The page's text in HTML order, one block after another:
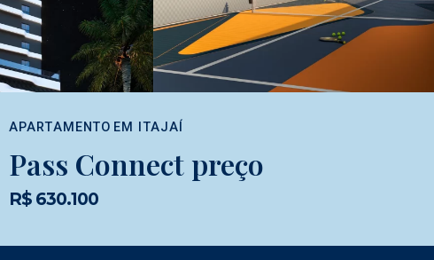
APARTAMENTO EM ITAJAÍ
Pass Connect preço
R$ 630.100